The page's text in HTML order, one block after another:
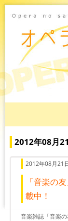
2012年08月
2012年08月21
「音楽の
載中！
音楽雑誌「音楽